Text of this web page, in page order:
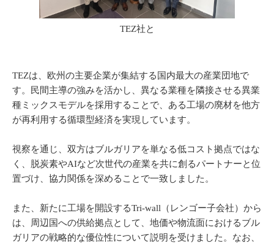
TEZ社と
TEZは、欧州の主要企業が集結する国内最大の産業団地で
す。民間主導の強みを活かし、異なる業種を隣接させる異業
種ミックスモデルを採用することで、ある工場の廃材を他方
が再利用する循環型経済を実現しています。
視察を通じ、双方はブルガリアを単なる低コスト拠点ではな
く、脱炭素やAIなど次世代の産業を共に創るパートナーと位
置づけ、協力関係を深めることで一致しました。
また、新たに工場を開設するTri-wall（レンゴー子会社）から
は、周辺国への供給拠点として、地価や物流面におけるブル
ガリアの戦略的な優位性について説明を受けました。なお、